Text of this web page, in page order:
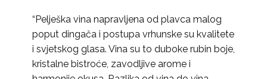
“Pelješka vina napravljena od plavca malog
poput dingača i postupa vrhunske su kvalitete
i svjetskog glasa. Vina su to duboke rubin boje,
kristalne bistroće, zavodljive arome i